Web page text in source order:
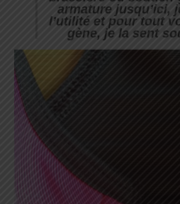
armature jusqu’ici,
l’utilité et pour tout
gène, je la sent